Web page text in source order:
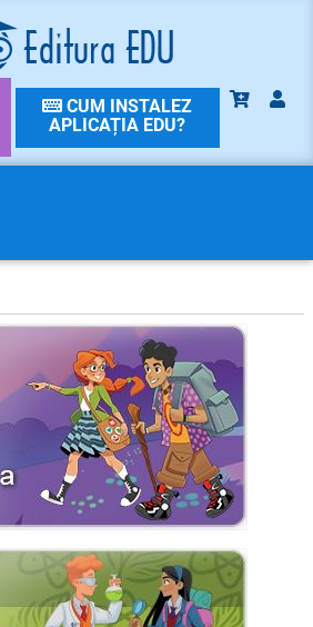
CUM INSTALEZ
APLICAȚIA EDU?